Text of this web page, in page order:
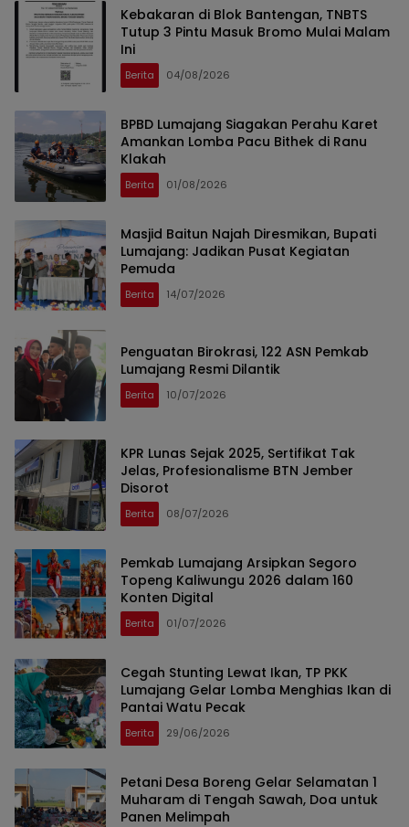
Kebakaran di Blok Bantengan, TNBTS
Tutup 3 Pintu Masuk Bromo Mulai Malam
Ini
Berita 04/08/2026
BPBD Lumajang Siagakan Perahu Karet
Amankan Lomba Pacu Bithek di Ranu
Klakah
Berita 01/08/2026
Masjid Baitun Najah Diresmikan, Bupati
Lumajang: Jadikan Pusat Kegiatan
Pemuda
Berita 14/07/2026
Penguatan Birokrasi, 122 ASN Pemkab
Lumajang Resmi Dilantik
Berita 10/07/2026
KPR Lunas Sejak 2025, Sertifikat Tak
Jelas, Profesionalisme BTN Jember
Disorot
Berita 08/07/2026
Pemkab Lumajang Arsipkan Segoro
Topeng Kaliwungu 2026 dalam 160
Konten Digital
Berita 01/07/2026
Cegah Stunting Lewat Ikan, TP PKK
Lumajang Gelar Lomba Menghias Ikan di
Pantai Watu Pecak
Berita 29/06/2026
Petani Desa Boreng Gelar Selamatan 1
Muharam di Tengah Sawah, Doa untuk
Panen Melimpah